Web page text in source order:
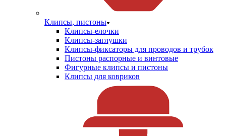
Клипсы, пистоны
Клипсы-елочки
Клипсы-заглушки
Клипсы-фиксаторы для проводов и трубок
Пистоны распорные и винтовые
Фигурные клипсы и пистоны
Клипсы для ковриков